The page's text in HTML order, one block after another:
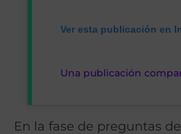
Ver esta publicación en
En la fase de preguntas